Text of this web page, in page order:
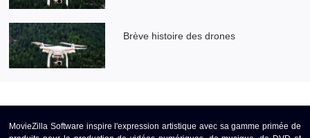
Brève histoire des drones
MovieZilla Software inspire l'expression artistique avec sa gamme primée de